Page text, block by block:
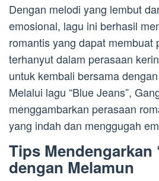
Dengan melodi yang lembut
emosional, lagu ini berhasil
romantis yang dapat membuat
terhanyut dalam perasaan
untuk kembali bersama
Melalui lagu “Blue Jeans”,
menggambarkan perasaan
yang indah dan menggugah
Tips Mendengarkan
dengan Melamun